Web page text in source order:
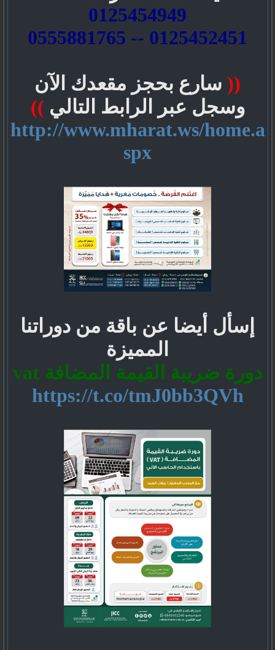
0125454949
0125452451 -- 0555881765
(( سارع بحجز مقعدك الآن
وسجل عبر الرابط التالي ))
http://www.mharat.ws/home.a
spx
إسأل أيضا عن باقة من دوراتنا
المميزة
دورة ضريبة القيمة المضافة vat
https://t.co/tmJ0bb3QVh